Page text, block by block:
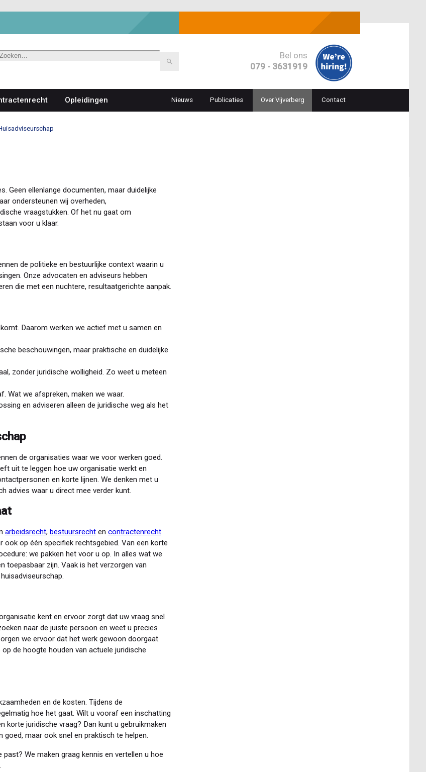
Zoeken
Bel ons
079 - 3631919
Opleidingen
Top
navigation
Nieuws Publicaties Over Vijverberg Contact
Geen ellenlange documenten, maar duidelijke
ondersteunen wij overheden,
vraagstukken. Of het nu gaat om
voor u klaar.
de politieke en bestuurlijke context waarin u
Onze advocaten en adviseurs hebben
die met een nuchtere, resultaatgerichte aanpak.
Daarom werken we actief met u samen en
beschouwingen, maar praktische en duidelijke
zonder juridische wolligheid. Zo weet u meteen
Wat we afspreken, maken we waar.
en adviseren alleen de juridische weg als het
de organisaties waar we voor werken goed.
uit te leggen hoe uw organisatie werkt en
en korte lijnen. We denken met u
advies waar u direct mee verder kunt.
arbeidsrecht, bestuursrechten contractenrecht.
ook op één specifiek rechtsgebied. Van een korte
we pakken het voor u op. In alles wat we
toepasbaar zijn. Vaak is het verzorgen van
kent en ervoor zorgt dat uw vraag snel
naar de juiste persoon en weet u precies
we ervoor dat het werk gewoon doorgaat.
de hoogte houden van actuele juridische
en de kosten. Tijdens de
hoe het gaat. Wilt u vooraf een inschatting
korte juridische vraag? Dan kunt u gebruikmaken
maar ook snel en praktisch te helpen.
We maken graag kennis en vertellen u hoe